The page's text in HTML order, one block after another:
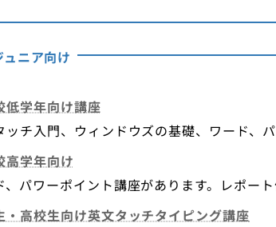
ニア向け
低学年向け講座
ッチ入門、ウィンドウズの基礎、ワード、
高学年向け
、パワーポイント講座があります。レポー
・高校生向け英文タッチタイピング講座